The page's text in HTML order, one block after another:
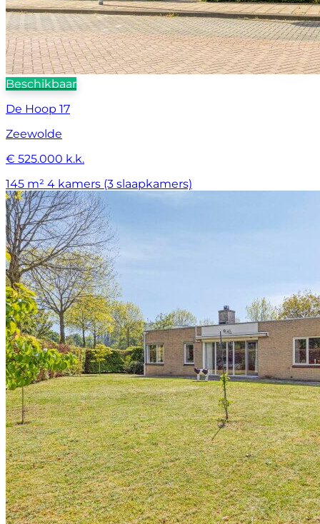
Beschikbaar
De Hoop 17
Zeewolde
€ 525.000 k.k.
145 m² 4 kamers (3 slaapkamers)